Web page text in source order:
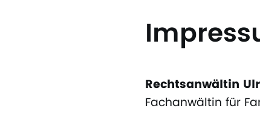
Rechtsanwältin
Fachanwältin für